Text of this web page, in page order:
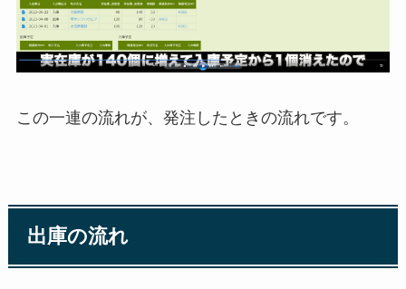
この一連の流れが、発注したときの流れです。
出庫の流れ